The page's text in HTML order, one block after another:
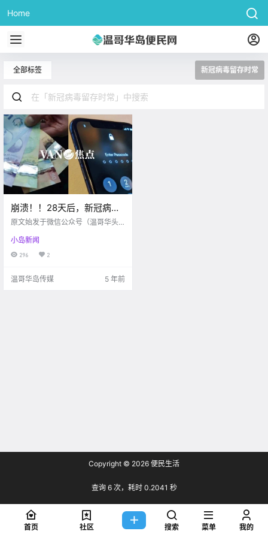
Home
全部标签 新冠病毒留存时常
崩溃！！28天后，新冠病毒
在手机屏幕、纸币表面还活
原文始发于微信公众号（温哥华头
强”，那它在脱离人体后究竟能活多
久？ 在近期进行的一项实验中，研
表面上至少存活2.
小岛新闻
296 2
温哥华岛传媒 5 年前
Copyright © 2026 便民生活
查询 6 次，耗时 0.2041 秒
首页 社区 搜索 菜单 我的